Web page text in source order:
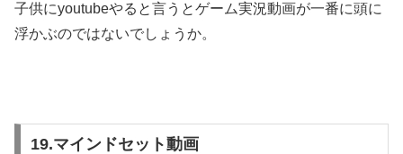
子供にyoutubeやると言うとゲーム実況動画が一番に頭に
浮かぶのではないでしょうか。
19.マインドセット動画